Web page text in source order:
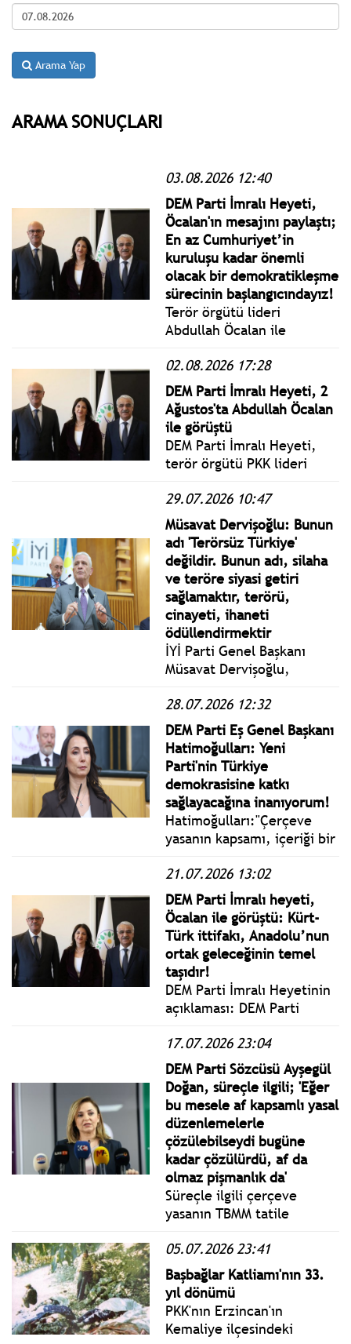
Arama Yap
ARAMA SONUÇLARI
03.08.2026 12:40
DEM Parti İmralı Heyeti,
Öcalan'ın mesajını paylaştı;
En az Cumhuriyet’in
kuruluşu kadar önemli
olacak bir demokratikleşme
sürecinin başlangıcındayız!
Terör örgütü lideri
Abdullah Öcalan ile
görüşme yapan DEM Parti
İmralı Heyeti tarafından
yazılı açıklama yapıldı.
02.08.2026 17:28
DEM Parti İmralı Heyeti, 2
Ağustos'ta Abdullah Öcalan
ile görüştü
DEM Parti İmralı Heyeti,
terör örgütü PKK lideri
saatlik görüşmenin
ardından İmralı Adası’ndan
döndü.
29.07.2026 10:47
Müsavat Dervişoğlu: Bunun
adı 'Terörsüz Türkiye'
değildir. Bunun adı, silaha
ve teröre siyasi getiri
sağlamaktır, terörü,
cinayeti, ihaneti
ödüllendirmektir
İYİ Parti Genel Başkanı
Müsavat Dervişoğlu,
hakkında konuştu: "Bugün
sustuğunuz her başlık,
yarın önünüze bir kanun
maddesi, vebal ve suç
ortaklığı olarak gelecektir."
28.07.2026 12:32
DEM Parti Eş Genel Başkanı
Hatimoğulları: Yeni
Parti'nin Türkiye
demokrasisine katkı
sağlayacağına inanıyorum!
Hatimoğulları:"Çerçeve
yasanın kapsamı, içeriği bir
pratikte karşılığı olsun,
kağıt üzerinde kalmasın.
Hiçbir şey oldubittiye de
getirilmemeli. Yeni
sürprizlerle de bu süreç
uzamamalı, uzatılmamalı."
21.07.2026 13:02
DEM Parti İmralı heyeti,
Öcalan ile görüştü: Kürt-
Türk ittifakı, Anadolu’nun
ortak geleceğinin temel
taşıdır!
DEM Parti İmralı Heyetinin
açıklaması: DEM Parti
bir aradan sonra Sayın
Abdullah Öcalan ile
kapsamlı bir görüşme
gerçekleştirdik.
17.07.2026 23:04
DEM Parti Sözcüsü Ayşegül
Doğan, süreçle ilgili; 'Eğer
bu mesele af kapsamlı yasal
düzenlemelerle
çözülebilseydi bugüne
kadar çözülürdü, af da
olmaz pişmanlık da'
Süreçle ilgili çerçeve
yasanın TBMM tatile
sunularak çıkarılması
tartışmaları sürerken, DEM
Partililer bilgilendirme
toplantısı yaptı.
05.07.2026 23:41
Başbağlar Katliamı'nın 33.
yıl dönümü
PKK'nın Erzincan'ın
Kemaliye ilçesindeki